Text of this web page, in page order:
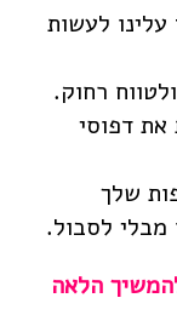
לעשות
רחוק.
את דפוסי
שלך
מבלי לסבול.
הלאה